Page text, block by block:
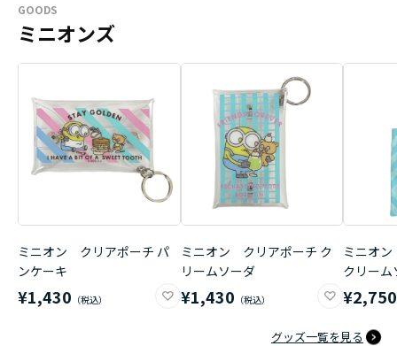
GOODS
ミニオンズ
ミニオン クリアポーチ パ
ンケーキ
¥1,430
ミニオン クリアポーチ ク
リームソーダ
¥1,430
ミニオ
クリーム
¥2,750
グッズ一覧を見る